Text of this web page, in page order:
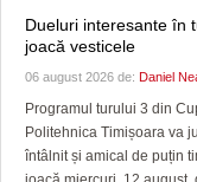
Dueluri interesante în
joacă vesticele
06 august 2026 de: Daniel
Programul turului 3 din
Politehnica Timișoara va
întâlnit și amical de puțin